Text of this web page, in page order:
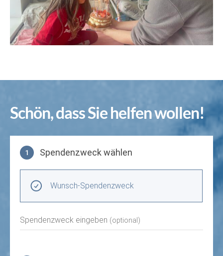
Schön, dass Sie helfen wollen!
1 Spendenzweck wählen
Wunsch-Spendenzweck
Spendenzweck eingeben (optional)